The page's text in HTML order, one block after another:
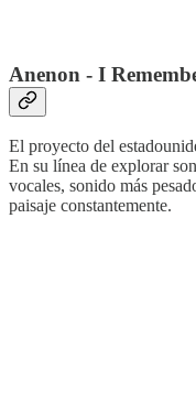
Anenon - I
El proyecto del
En su línea de explorar
vocales, sonido más
paisaje constantemente.